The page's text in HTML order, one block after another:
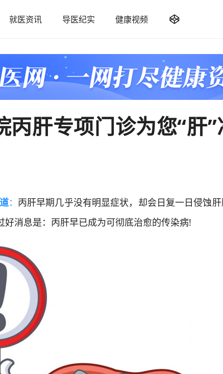
就医资讯 导医纪实 健康视频 
肝专项门诊为您“肝”
： 丙肝早期几乎没有明显症状，却会日复一日侵蚀
消息是：丙肝早已成为可彻底治愈的传染病!